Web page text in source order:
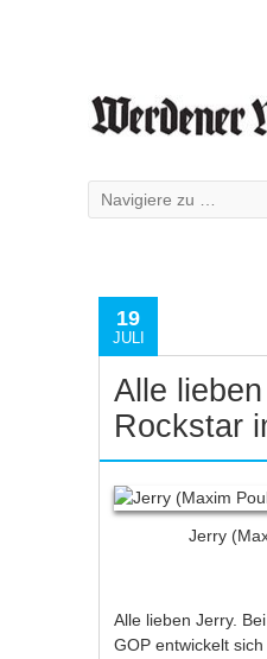
19
JULI
Alle
Rockstar
Jerry
Alle lieben Jerry.
GOP entwickelt